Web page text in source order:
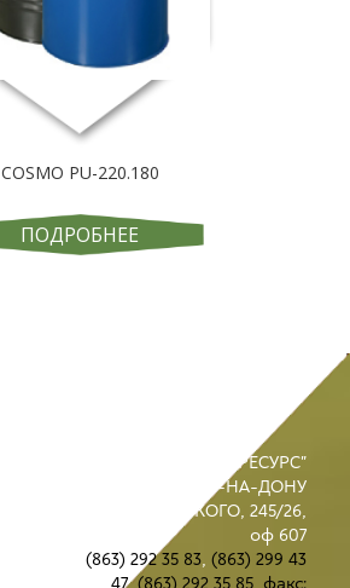
COSMO PU-220.180
ПОДРОБНЕЕ
ООО "ПРОМРЕСУРС"
РОСТОВ-НА-ДОНУ
УЛ. М. ГОРЬКОГО, 245/26,
оф 607
(863) 292 35 83,(863) 299 43
47,(863) 292 35 85 факс: